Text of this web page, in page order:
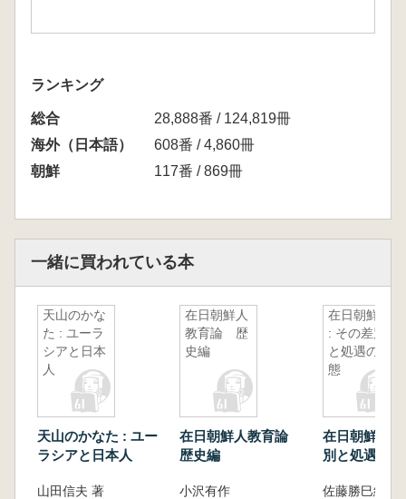
ランキング
総合
28,888番 / 124,819冊
海外（日本語）
608番 / 4,860冊
朝鮮
117番 / 869冊
一緒に買われている本
天山のかな
た : ユーラ
シアと日本
人
天山のかなた : ユー
ラシアと日本人
山田信夫 著
在日朝鮮人
教育論 歴
史編
在日朝鮮人教育論
歴史編
小沢有作
在日朝鮮人
: その差別
と処遇の実
態
在日朝鮮人 :
別と処遇の
佐藤勝巳編